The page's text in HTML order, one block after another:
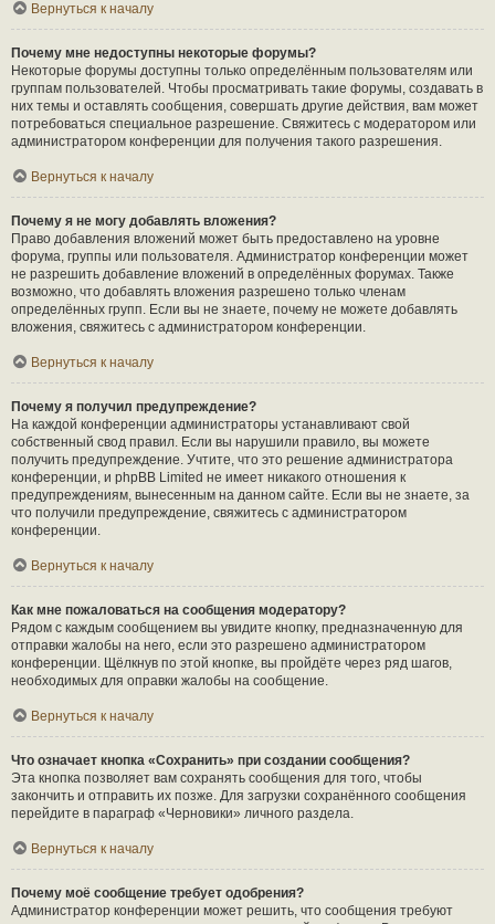
Вернуться к началу
Почему мне недоступны некоторые форумы?
Некоторые форумы доступны только определённым пользователям или
группам пользователей. Чтобы просматривать такие форумы, создавать в
них темы и оставлять сообщения, совершать другие действия, вам может
потребоваться специальное разрешение. Свяжитесь с модератором или
администратором конференции для получения такого разрешения.
Вернуться к началу
Почему я не могу добавлять вложения?
Право добавления вложений может быть предоставлено на уровне
форума, группы или пользователя. Администратор конференции может
не разрешить добавление вложений в определённых форумах. Также
возможно, что добавлять вложения разрешено только членам
определённых групп. Если вы не знаете, почему не можете добавлять
вложения, свяжитесь с администратором конференции.
Вернуться к началу
Почему я получил предупреждение?
На каждой конференции администраторы устанавливают свой
собственный свод правил. Если вы нарушили правило, вы можете
получить предупреждение. Учтите, что это решение администратора
конференции, и phpBB Limited не имеет никакого отношения к
предупреждениям, вынесенным на данном сайте. Если вы не знаете, за
что получили предупреждение, свяжитесь с администратором
конференции.
Вернуться к началу
Как мне пожаловаться на сообщения модератору?
Рядом с каждым сообщением вы увидите кнопку, предназначенную для
отправки жалобы на него, если это разрешено администратором
конференции. Щёлкнув по этой кнопке, вы пройдёте через ряд шагов,
необходимых для оправки жалобы на сообщение.
Вернуться к началу
Что означает кнопка «Сохранить» при создании сообщения?
Эта кнопка позволяет вам сохранять сообщения для того, чтобы
закончить и отправить их позже. Для загрузки сохранённого сообщения
перейдите в параграф «Черновики» личного раздела.
Вернуться к началу
Почему моё сообщение требует одобрения?
Администратор конференции может решить, что сообщения требуют